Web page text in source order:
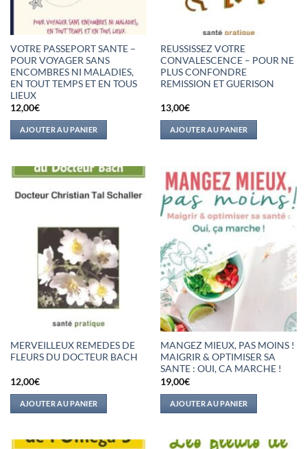
VOTRE PASSEPORT SANTE –
POUR VOYAGER SANS
ENCOMBRES NI MALADIES,
EN TOUT TEMPS ET EN TOUS
LIEUX
12,00€
AJOUTER AU PANIER
REUSSISSEZ VOTRE
CONVALESCENCE – POUR NE
PLUS CONFONDRE
REMISSION ET GUERISON
13,00€
AJOUTER AU PANIER
MERVEILLEUX REMEDES DE
FLEURS DU DOCTEUR BACH
12,00€
AJOUTER AU PANIER
MANGEZ MIEUX, PAS MOINS !
MAIGRIR & OPTIMISER SA
SANTE : OUI, CA MARCHE !
19,00€
AJOUTER AU PANIER